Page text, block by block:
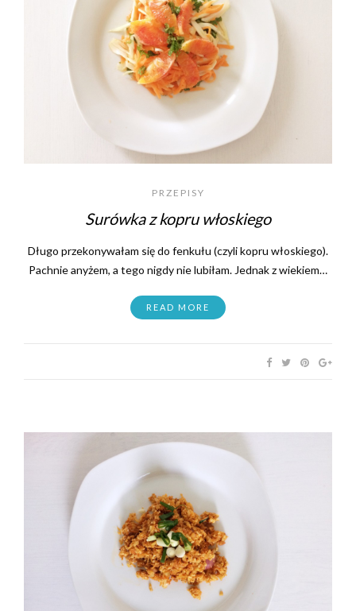
PRZEPISY
Surówka z kopru włoskiego
Długo przekonywałam się do fenkułu (czyli kopru włoskiego).
Pachnie anyżem, a tego nigdy nie lubiłam. Jednak z wiekiem…
READ MORE